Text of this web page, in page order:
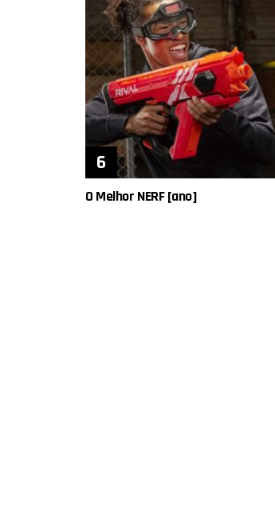
O Melhor NERF [ano]